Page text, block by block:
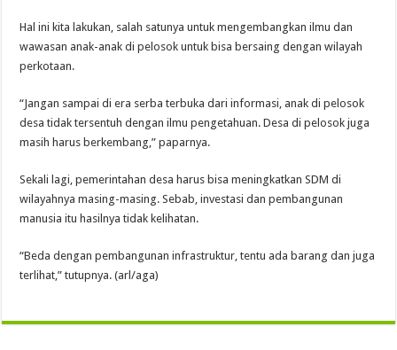
Hal ini kita lakukan, salah satunya untuk mengembangkan ilmu dan
wawasan anak-anak di pelosok untuk bisa bersaing dengan wilayah
perkotaan.
“Jangan sampai di era serba terbuka dari informasi, anak di pelosok
desa tidak tersentuh dengan ilmu pengetahuan. Desa di pelosok juga
masih harus berkembang,” paparnya.
Sekali lagi, pemerintahan desa harus bisa meningkatkan SDM di
wilayahnya masing-masing. Sebab, investasi dan pembangunan
manusia itu hasilnya tidak kelihatan.
“Beda dengan pembangunan infrastruktur, tentu ada barang dan juga
terlihat,” tutupnya. (arl/aga)